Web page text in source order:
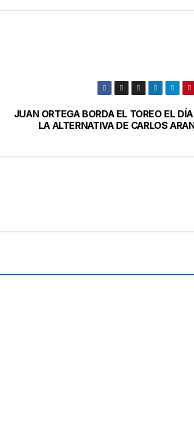
JUAN ORTEGA BORDA EL TOREO EL
LA ALTERNATIVA DE CARLOS